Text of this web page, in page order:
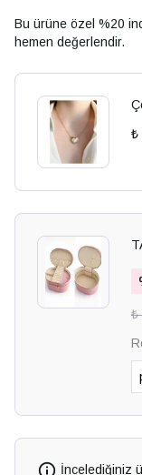
Bu ürüne özel %20
hemen değerlendir.
₺
₺
İncelediğiniz